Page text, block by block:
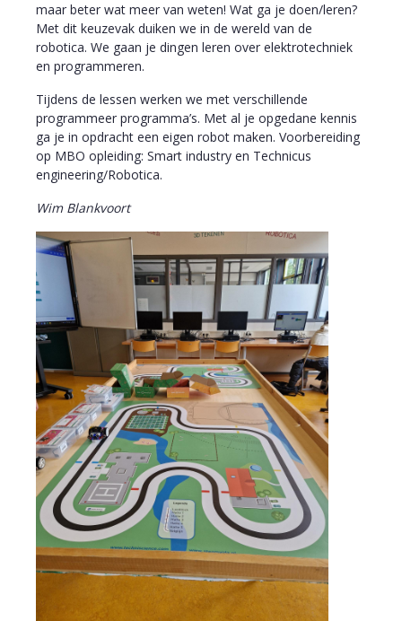
maar beter wat meer van weten! Wat ga je doen/leren?
Met dit keuzevak duiken we in de wereld van de
robotica. We gaan je dingen leren over elektrotechniek
en programmeren.
Tijdens de lessen werken we met verschillende
programmeer programma’s. Met al je opgedane kennis
ga je in opdracht een eigen robot maken. Voorbereiding
op MBO opleiding: Smart industry en Technicus
engineering/Robotica.
Wim Blankvoort